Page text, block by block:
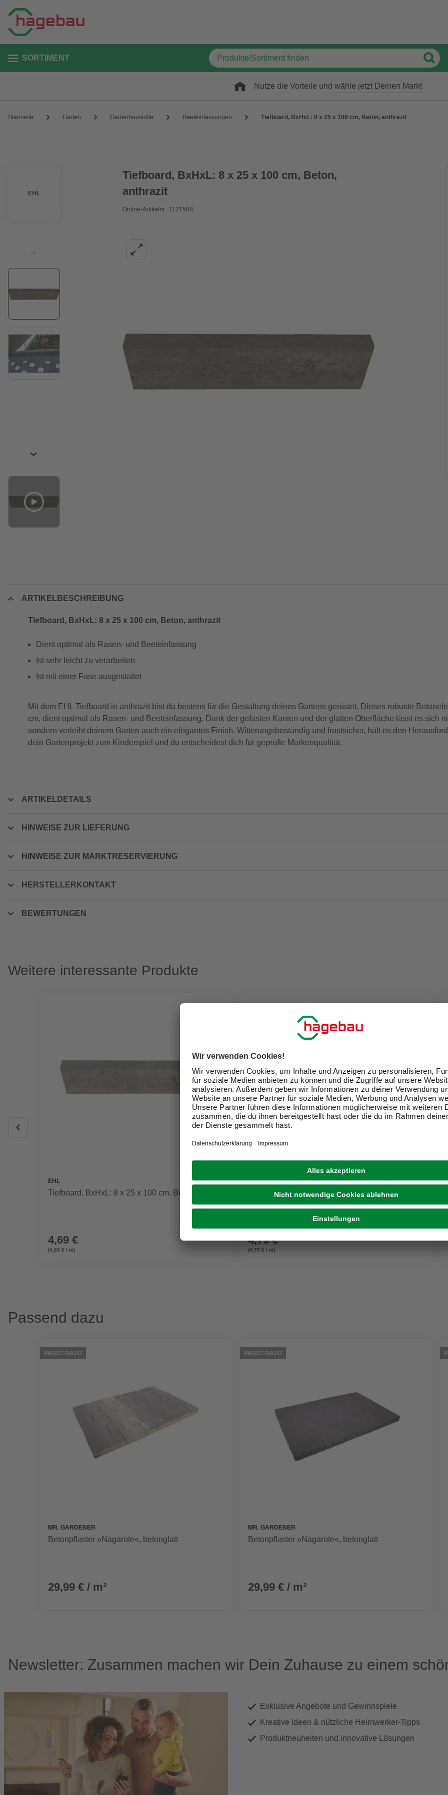
SORTIMENT
Nutze die Vorteile und wähle jetzt Deinen Markt
Startseite Garten Gartenbaustoffe Beeteinfassungen Tiefboard, BxHxL: 8 x 25 x 100 cm, Beton, anthrazit
EHL
Tiefboard, BxHxL: 8 x 25 x 100 cm, Beton,
anthrazit
Online-Artikelnr.: 1121588
ARTIKELBESCHREIBUNG
Tiefboard, BxHxL: 8 x 25 x 100 cm, Beton, anthrazit
Dient optimal als Rasen- und Beeteinfassung
Ist sehr leicht zu verarbeiten
Ist mit einer Fase ausgestattet
Mit dem EHL Tiefboard in anthrazit bist du bestens für die Gestaltung deines Gartens gerüstet. Dieses robuste
cm, dient optimal als Rasen- und Beeteinfassung. Dank der gefasten Kanten und der glatten Oberfläche lässt es sich
sondern verleiht deinem Garten auch ein elegantes Finish. Witterungsbeständig und frostsicher, hält es den
dein Gartenprojekt zum Kinderspiel und du entscheidest dich für geprüfte Markenqualität.
ARTIKELDETAILS
HINWEISE ZUR LIEFERUNG
HINWEISE ZUR MARKTRESERVIERUNG
HERSTELLERKONTAKT
BEWERTUNGEN
Weitere interessante Produkte
EHL
Tiefboard, BxHxL: 8 x 25 x 100 cm, Beton
4,69 €
(4,69 € / m)
EHL
Tiefboard, BxHxL: 8 x 20 x 100 cm, Beton
4,79 €
(4,79 € / m)
Passend dazu
PASST DAZU
MR. GARDENER
Betonpflaster »Nagarote«, betonglatt
29,99 € / m²
PASST DAZU
MR. GARDENER
Betonpflaster »Nagarote«, betonglatt
29,99 € / m²
Newsletter: Zusammen machen wir Dein Zuhause zu einem
Exklusive Angebote und Gewinnspiele
Kreative Ideen & nützliche Heimwerker-Tipps
Produktneuheiten und innovative Lösungen